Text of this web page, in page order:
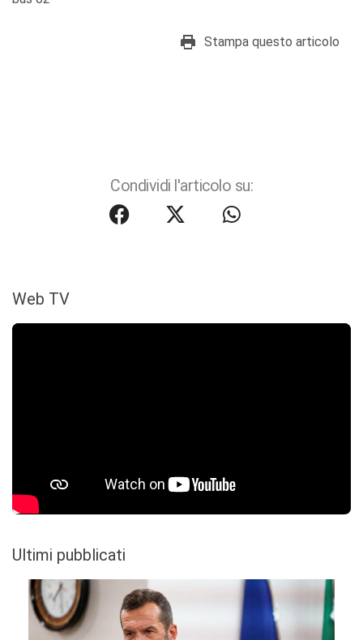
Stampa questo articolo
Condividi l'articolo su:
Web TV
Ultimi pubblicati